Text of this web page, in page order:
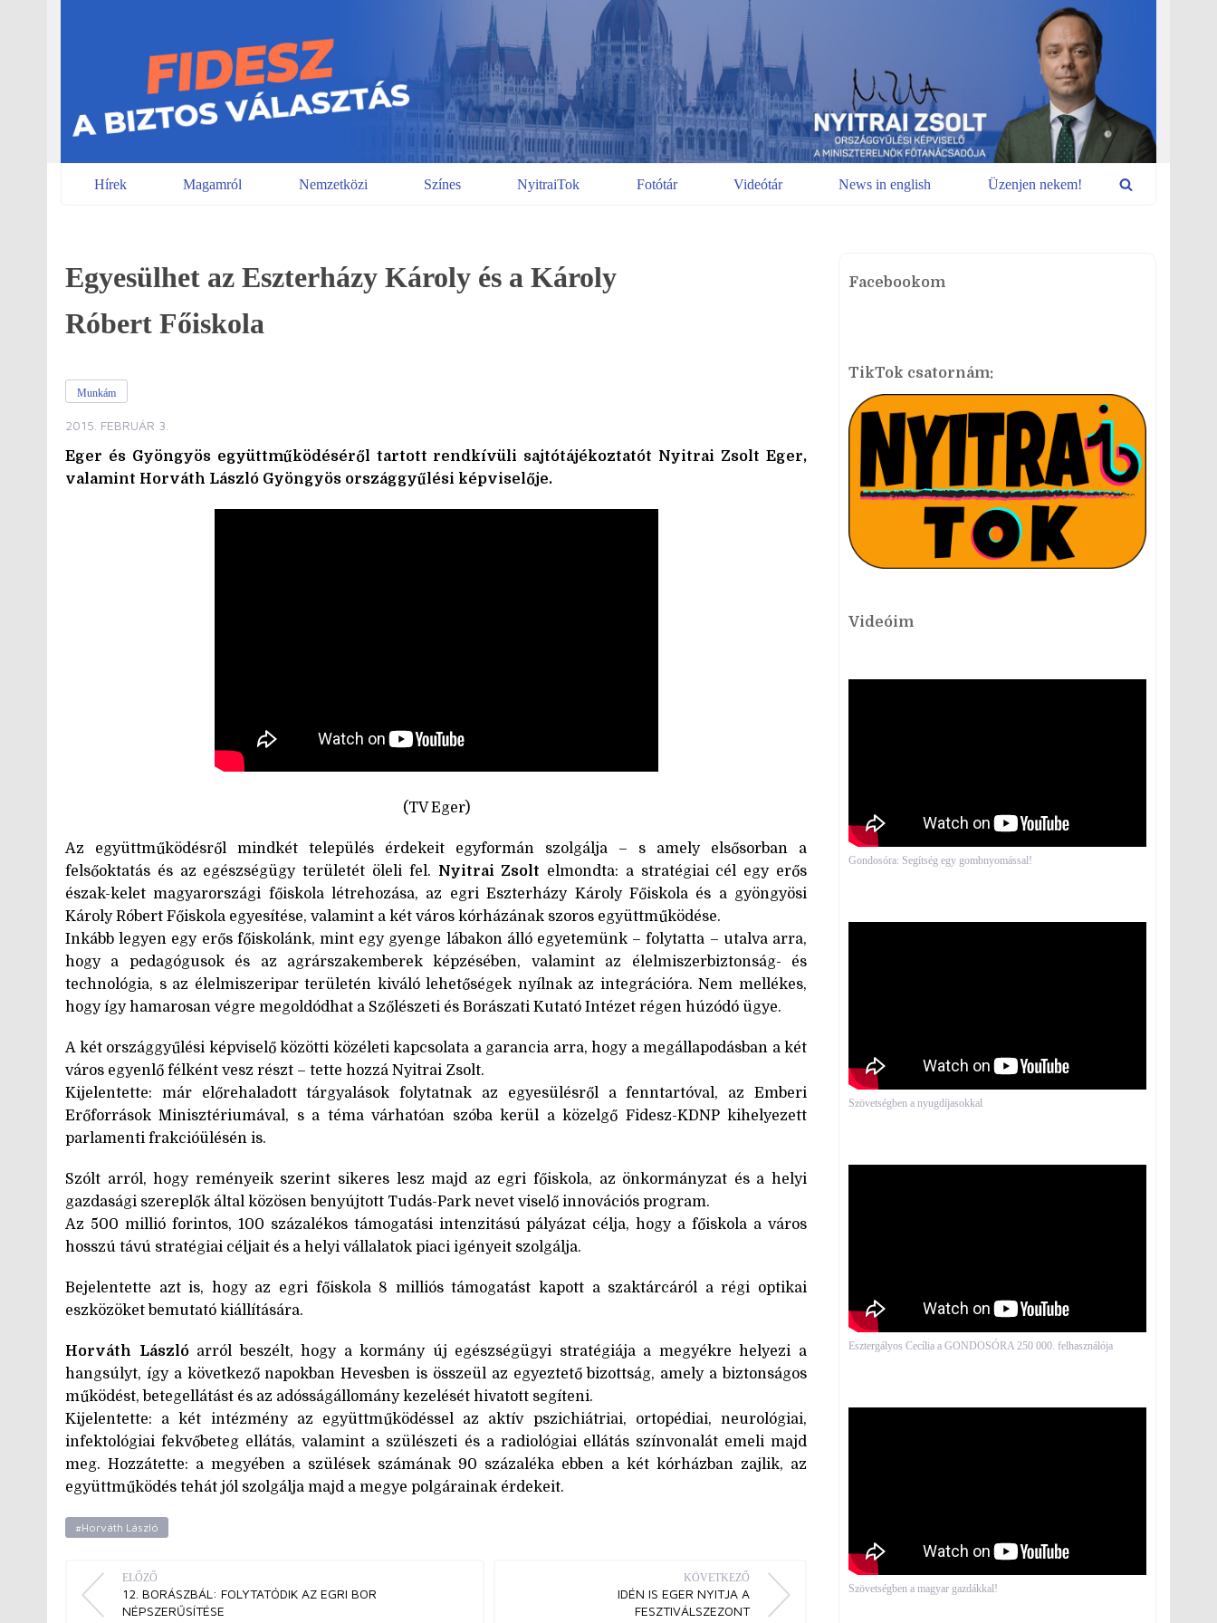
Hírek Magamról Nemzetközi Színes NyitraiTok Fotótár Videótár News in english Üzenjen nekem!
Egyesülhet az Eszterházy Károly és a Károly
Róbert Főiskola
Munkám
2015. FEBRUÁR 3.
Eger és Gyöngyös együttműködéséről tartott rendkívüli sajtótájékoztatót Nyitrai Zsolt Eger,
valamint Horváth László Gyöngyös országgyűlési képviselője.
(TV Eger)
Az együttműködésről mindkét település érdekeit egyformán szolgálja – s amely elsősorban a
felsőoktatás és az egészségügy területét öleli fel. Nyitrai Zsolt elmondta: a stratégiai cél egy erős
észak-kelet magyarországi főiskola létrehozása, az egri Eszterházy Károly Főiskola és a gyöngyösi
Károly Róbert Főiskola egyesítése, valamint a két város kórházának szoros együttműködése.
Inkább legyen egy erős főiskolánk, mint egy gyenge lábakon álló egyetemünk – folytatta – utalva arra,
hogy a pedagógusok és az agrárszakemberek képzésében, valamint az élelmiszerbiztonság- és
technológia, s az élelmiszeripar területén kiváló lehetőségek nyílnak az integrációra. Nem mellékes,
hogy így hamarosan végre megoldódhat a Szőlészeti és Borászati Kutató Intézet régen húzódó ügye.
A két országgyűlési képviselő közötti közéleti kapcsolata a garancia arra, hogy a megállapodásban a két
város egyenlő félként vesz részt – tette hozzá Nyitrai Zsolt.
Kijelentette: már előrehaladott tárgyalások folytatnak az egyesülésről a fenntartóval, az Emberi
Erőforrások Minisztériumával, s a téma várhatóan szóba kerül a közelgő Fidesz-KDNP kihelyezett
parlamenti frakcióülésén is.
Szólt arról, hogy reményeik szerint sikeres lesz majd az egri főiskola, az önkormányzat és a helyi
gazdasági szereplők által közösen benyújtott Tudás-Park nevet viselő innovációs program.
Az 500 millió forintos, 100 százalékos támogatási intenzitású pályázat célja, hogy a főiskola a város
hosszú távú stratégiai céljait és a helyi vállalatok piaci igényeit szolgálja.
Bejelentette azt is, hogy az egri főiskola 8 milliós támogatást kapott a szaktárcáról a régi optikai
eszközöket bemutató kiállítására.
Horváth Lászlóarról beszélt, hogy a kormány új egészségügyi stratégiája a megyékre helyezi a
hangsúlyt, így a következő napokban Hevesben is összeül az egyeztető bizottság, amely a biztonságos
működést, betegellátást és az adósságállomány kezelését hivatott segíteni.
Kijelentette: a két intézmény az együttműködéssel az aktív pszichiátriai, ortopédiai, neurológiai,
infektológiai fekvőbeteg ellátás, valamint a szülészeti és a radiológiai ellátás színvonalát emeli majd
meg. Hozzátette: a megyében a szülések számának 90 százaléka ebben a két kórházban zajlik, az
együttműködés tehát jól szolgálja majd a megye polgárainak érdekeit.
#Horváth László
ELŐZŐ
12. BORÁSZBÁL: FOLYTATÓDIK AZ EGRI BOR
NÉPSZERŰSÍTÉSE
KÖVETKEZŐ
IDÉN IS EGER NYITJA A
FESZTIVÁLSZEZONT
Facebookom
TikTok csatornám:
Videóim
Gondosóra: Segítség egy gombnyomással!
Szövetségben a nyugdíjasokkal
Esztergályos Cecília a GONDOSÓRA 250 000. felhasználója
Szövetségben a magyar gazdákkal!